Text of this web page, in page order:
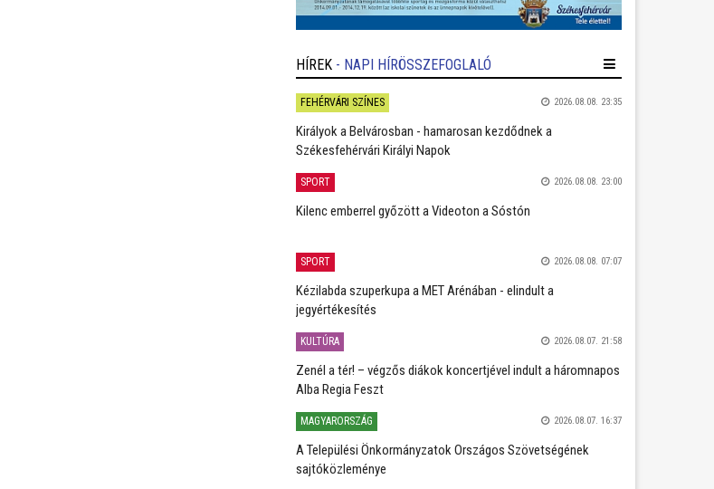
HÍREK - NAPI HÍRÖSSZEFOGLALÓ
FEHÉRVÁRI SZÍNES 2026.08.08. 23:35
Királyok a Belvárosban - hamarosan kezdődnek a
Székesfehérvári Királyi Napok
SPORT 2026.08.08. 23:00
Kilenc emberrel győzött a Videoton a Sóstón
SPORT 2026.08.08. 07:07
Kézilabda szuperkupa a MET Arénában - elindult a
jegyértékesítés
KULTÚRA 2026.08.07. 21:58
Zenél a tér! – végzős diákok koncertjével indult a háromnapos
Alba Regia Feszt
MAGYARORSZÁG 2026.08.07. 16:37
A Települési Önkormányzatok Országos Szövetségének
sajtóközleménye